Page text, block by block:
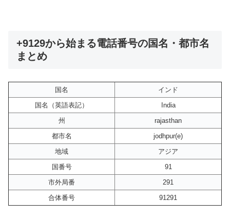
+9129から始まる電話番号の国名・都市名
まとめ
国名
インド
国名（英語表記）
India
州
rajasthan
都市名
jodhpur(e)
地域
アジア
国番号
91
市外局番
291
合体番号
91291